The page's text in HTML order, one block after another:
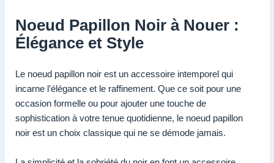
Noeud Papillon Noir à Nouer :
Élégance et Style
Le noeud papillon noir est un accessoire intemporel qui
incarne l’élégance et le raffinement. Que ce soit pour une
occasion formelle ou pour ajouter une touche de
sophistication à votre tenue quotidienne, le noeud papillon
noir est un choix classique qui ne se démode jamais.